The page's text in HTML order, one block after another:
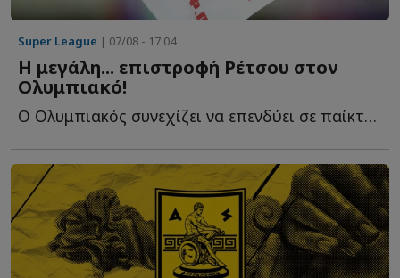
Super League | 07/08 - 17:04
Η μεγάλη... επιστροφή Ρέτσου στον
Ολυμπιακό!
Ο Ολυμπιακός συνεχίζει να επενδύει σε παίκτες που γνωρίζουν κ...